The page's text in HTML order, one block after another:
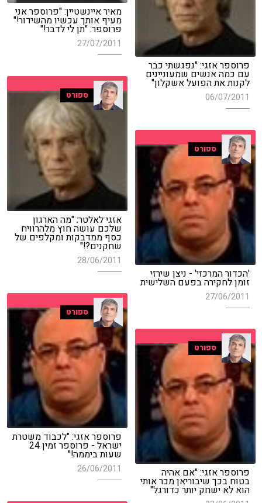
מאיר איינשטיין: "פרוספר אני
מעיף אותך עכשיו מהשידור!"
פרוספר: "תן לי לדבר!"
27/07/2011
פרוספר אזגי: "נפגשתי כבר
עם כמה אנשים שמעוניינים
לקנות את הפועל אשקלון"
06/07/2011 ספורט
אזגי לאלטר: "מה הארגון
שלכם עושה חוץ מלהרוויח
כסף ממדבקות ומקלפים של
שחקנים?!"
28/06/2011
ספורט
'הכדור המרכזי' - ניצן שירזי
זומן לחקירה בפעם השלישית
27/06/2011
ספורט
פרוספר אזגי: "לכבוד משטרת
ישראל - פרוספר זמין 24
שעות ביממה!"
26/06/2011
ספורט
פרוספר אזגי: "אם אהיה
בטוח בכך שיבוריאן מכר אותי
הוא לא ישחק יותר כדורגל"